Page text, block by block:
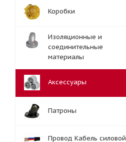
Коробки
Изоляционные и
соединительные
материалы
Аксессуары
Патроны
Провод Кабель силовой